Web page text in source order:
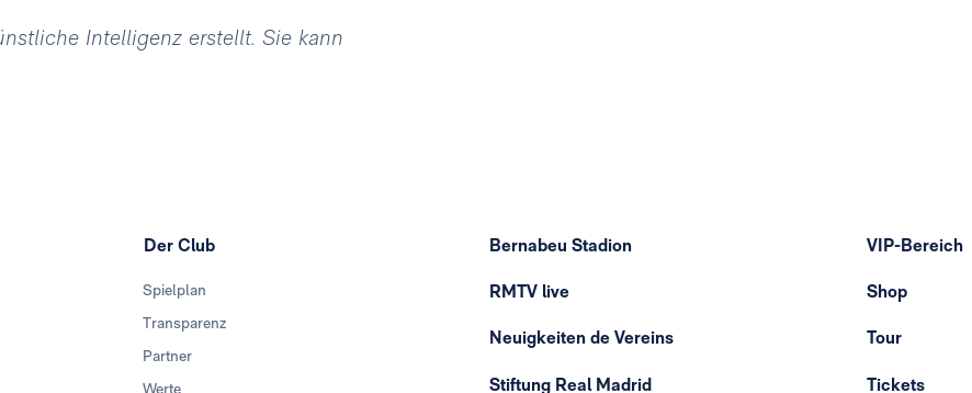
Intelligenz erstellt. Sie kann
Der Club
Spielplan
Transparenz
Partner
Werte
Bernabeu Stadion
RMTV live
Neuigkeiten de Vereins
Stiftung Real Madrid
VIP-Bereich
Shop
Tour
Tickets